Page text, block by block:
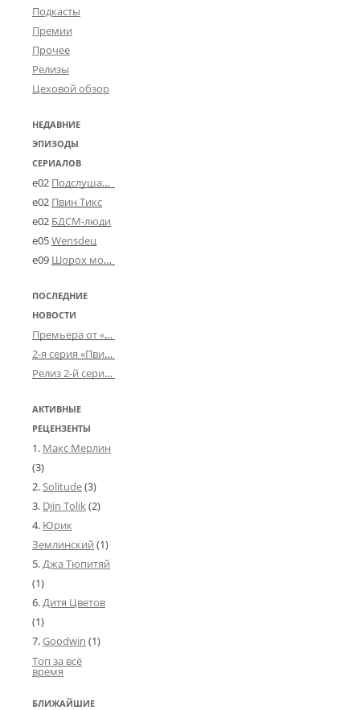
Подкасты
Премии
Прочее
Релизы
Цеховой обзор
НЕДАВНИЕ
ЭПИЗОДЫ
СЕРИАЛОВ
e02 Подслушано в Угличе
e02 Пвин Тикс
e02 БДСМ-люди
e05Wensdeц
e09 Шорох мозговины
ПОСЛЕДНИЕ
НОВОСТИ
Премьера от «Усталого королевства»: «Игорь начал»
2-я серия «Пвин Тикса» от 2-D
Релиз 2-й серии «БДСМ-людей» от «Аркада Фильм»
АКТИВНЫЕ
РЕЦЕНЗЕНТЫ
Макс Мерлин
(3)
Solitude(3)
Djin Tolik(2)
Юрик
Землинский (1)
Джа Тюпитяй
(1)
Дитя Цветов
(1)
Goodwin (1)
Топ за всё
время
БЛИЖАЙШИЕ